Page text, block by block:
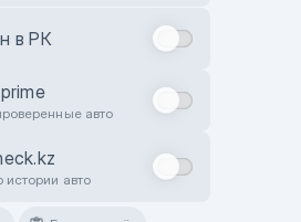
в РК
авто
истории авто